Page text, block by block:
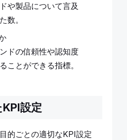
や製品について言及
数。
ドの信頼性や認知度
ことができる指標。
設定
的ごとの適切なKPI設定